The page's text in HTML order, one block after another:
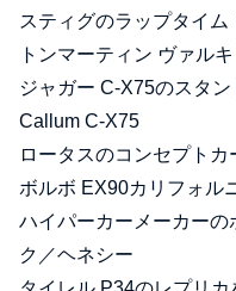
スティグのラップタイ
トンマーティン ヴァル
ジャガー C-X75のスタ
Callum C-X75
ロータスのコンセプトカ
ボルボ EX90カリフォル
ハイパーカーメーカーの
ク／ヘネシー